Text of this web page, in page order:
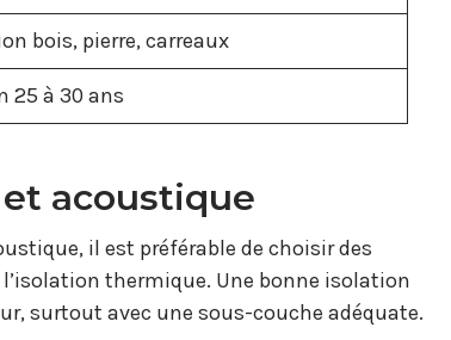
bois, pierre, carreaux
25 à 30 ans
acoustique
il est préférable de choisir des
thermique. Une bonne isolation
surtout avec une sous-couche adéquate.